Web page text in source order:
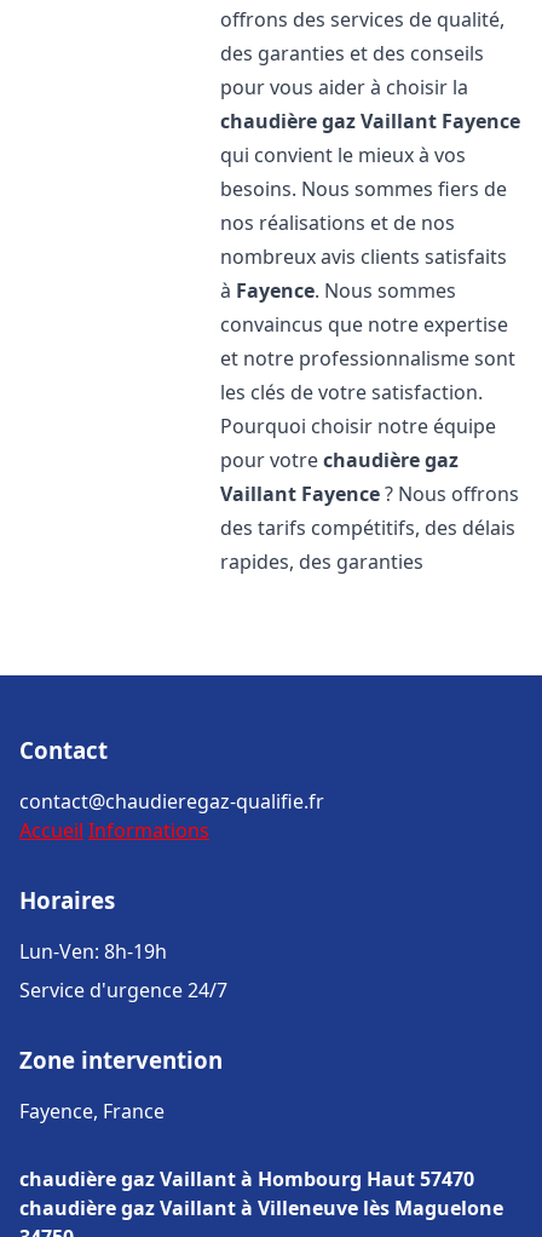
offrons des services de qualité,
des garanties et des conseils
pour vous aider à choisir la
chaudière gaz Vaillant Fayence
qui convient le mieux à vos
besoins. Nous sommes fiers de
nos réalisations et de nos
nombreux avis clients satisfaits
à Fayence. Nous sommes
convaincus que notre expertise
et notre professionnalisme sont
les clés de votre satisfaction.
Pourquoi choisir notre équipe
pour votrechaudière gaz
Vaillant Fayence? Nous offrons
des tarifs compétitifs, des délais
rapides, des garanties
Contact
contact@chaudieregaz-qualifie.fr
Accueil Informations
Horaires
Lun-Ven: 8h-19h
Service d'urgence 24/7
Zone intervention
Fayence, France
chaudière gaz Vaillant à Hombourg Haut 57470
chaudière gaz Vaillant à Villeneuve lès Maguelone